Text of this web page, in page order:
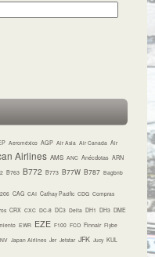
Aeroméxico AGP Air Asia Air Canada Air
Airlines AMS ANC Anécdotas ARN
B763 B772 B773 B77W B787 Bagbnb
CAG CAI Cathay Pacific CDG Compras
CRX CXC DC-8 DC3 Delta DH1 DH3 DME
EWR EZE F100 FCO Finnair Flybe
Japan Airlines Jer Jetstar JFK Jucy KUL